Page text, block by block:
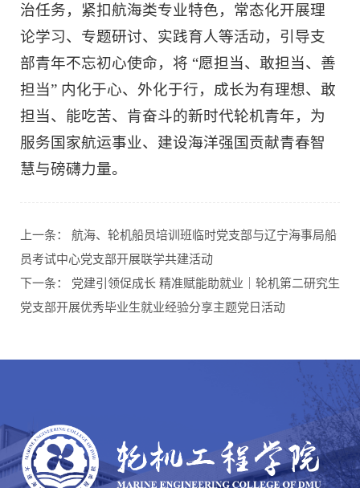
治任务，紧扣航海类专业特色，常态化开展理
论学习、专题研讨、实践育人等活动，引导支
部青年不忘初心使命，将 “愿担当、敢担当、善
担当” 内化于心、外化于行，成长为有理想、敢
担当、能吃苦、肯奋斗的新时代轮机青年，为
服务国家航运事业、建设海洋强国贡献青春智
慧与磅礴力量。
上一条： 航海、轮机船员培训班临时党支部与辽宁海事局船
员考试中心党支部开展联学共建活动
下一条： 党建引领促成长 精准赋能助就业｜轮机第二研究生
党支部开展优秀毕业生就业经验分享主题党日活动